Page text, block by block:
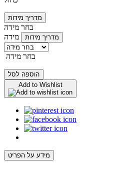
מדריך מידות
בחר מידה
מידה
מדריך מידות
בחר מידה
הוספה לסל
Add to Wishlist
מידע על הפריט